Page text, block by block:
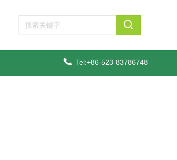
Tel:+86-523-83786748